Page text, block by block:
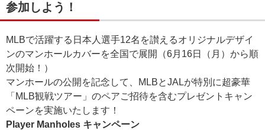
参加しよう！
MLBで活躍する日本人選手12名を讃えるオリジナルデザイ
ンのマンホールカバーを全国で展開（6月16日（月）から順
次開始！）
マンホールの公開を記念して、MLBとJALが特別に超豪華
「MLB観戦ツアー」のペアご招待を含むプレゼントキャン
ペーンを実施いたします！
Player Manholes キャンペーン